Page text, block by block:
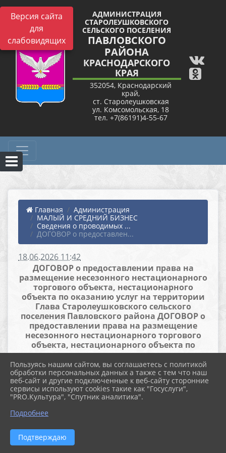
Версия сайта
для
слабовидящих
АДМИНИСТРАЦИЯ
СТАРОЛЕУШКОВСКОГО
СЕЛЬСКОГО ПОСЕЛЕНИЯ
ПАВЛОВСКОГО
РАЙОНА
КРАСНОДАРСКОГО
КРАЯ
352054, Краснодарский
край,
ст. Старолеушковская
ул. Комсомольская, 18
тел. +7(86191)4-55-67
Главная
Администрация
МАЛЫЙ И СРЕДНИЙ БИЗНЕС
Сведения о проводимых ...
ДОГОВОР о предоставлен...
18.06.2026 11:42
ДОГОВОР о предоставлении права на
размещение несезонного нестационарного
торгового объекта, нестационарного
объекта по оказанию услуг на территории
Глава Старолеушковского сельского
поселения Павловского района ДОГОВОР о
предоставлении права на размещение
несезонного нестационарного торгового
объекта, нестационарного объекта по
оказанию услуг на территории
Старолеушковского сельского поселения
Павловского района 2026 год
Файлы
договор (56.5 KiB)
Пользуясь нашим сайтом, вы соглашаетесь с политикой
обработки персональных данных а также с тем что наш
веб-сайт и другие подключенные к веб-сайту сторонние
сервисы используют cookies такие как "Госуслуги",
"PRO.Культура", "Спутник аналитика".
Подробнее
Подтверждаю